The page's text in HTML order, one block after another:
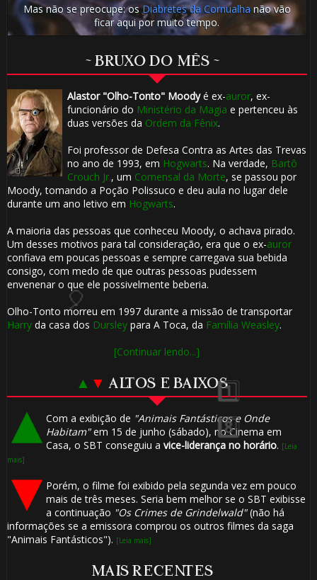
Mas não se preocupe: osDiabretes da Cornualha não vão
ficar aqui por muito tempo.
~ BRUXO DO MÊS ~
Alastor "Olho-Tonto" Moodyé ex-auror, ex-
funcionário do Ministério da Magia e pertenceu às
duas versões da Ordem da Fênix.
Foi professor de Defesa Contra as Artes das Trevas
no ano de 1993, em Hogwarts. Na verdade, Bartô
Crouch Jr., um Comensal da Morte, se passou por
Moody, tomando a Poção Polissuco e deu aula no lugar dele
durante um ano letivo em Hogwarts.
A maioria das pessoas que conheceu Moody, o achava pirado.
Um desses motivos para tal consideração, era que o ex-auror
confiava em poucas pessoas e sempre carregava sua bebida
consigo, com medo de que outras pessoas pudessem
envenenar o que ele possivelmente beberia.
Olho-Tonto morreu em 1997 durante a missão de transportar
Harryda casa dos Dursleypara A Toca, da Família Weasley.
[Continuar lendo...]
▲ ▼ ALTOS E BAIXOS
Com a exibição de "Animais Fantásticos e Onde
Habitam"em 15 de junho (sábado), no Cinema em
Casa, o SBT conseguiu a vice-liderança no horário. [Leia
mais]
Porém, o filme foi exibido pela segunda vez em pouco
mais de três meses. Seria bem melhor se o SBT exibisse
a continuação "Os Crimes de Grindelwald"(não há
informações se a emissora comprou os outros filmes da saga
"Animais Fantásticos"). [Leia mais]
MAIS RECENTES
⚡
⚡
🎂
🎈
⚡
🎂